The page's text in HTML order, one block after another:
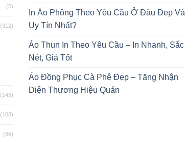
(5)
(312)
(143)
(108)
(68)
In Áo Phông Theo Yêu Cầu Ở Đâu Đẹp Và
Uy Tín Nhất?
Áo Thun In Theo Yêu Cầu – In Nhanh, Sắc
Nét, Giá Tốt
Áo Đồng Phục Cà Phê Đẹp – Tăng Nhận
Diện Thương Hiệu Quán